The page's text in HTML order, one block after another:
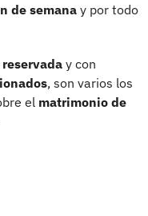
de semana y por todo
y con
, son varios los
el matrimonio de